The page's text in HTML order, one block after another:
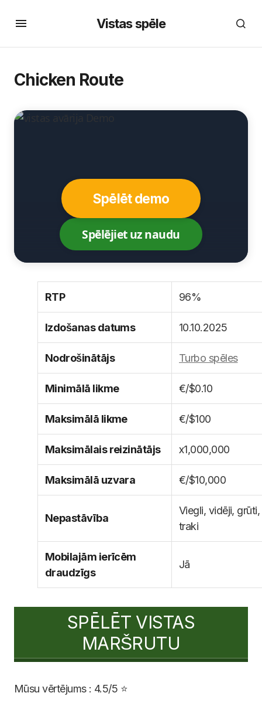
Vistas spēle
Chicken Route
Spēlēt demo
Spēlējiet uz naudu
RTP 96%
Izdošanas datums 10.10.2025
Nodrošinātājs Turbo spēles
Minimālā likme €/$0.10
Maksimālā likme €/$100
Maksimālais reizinātājs x1,000,000
Maksimālā uzvara €/$10,000
Nepastāvība
Viegli, vidēji, grūti,
traki
Mobilajām ierīcēm
draudzīgs
Jā
SPĒLĒT VISTAS
MARŠRUTU
Mūsu vērtējums : 4.5/5 ⭐